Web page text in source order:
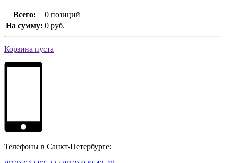
Всего:
0 позиций
На сумму: 0 руб.
Корзина пуста
Телефоны в Санкт-Петербурге: